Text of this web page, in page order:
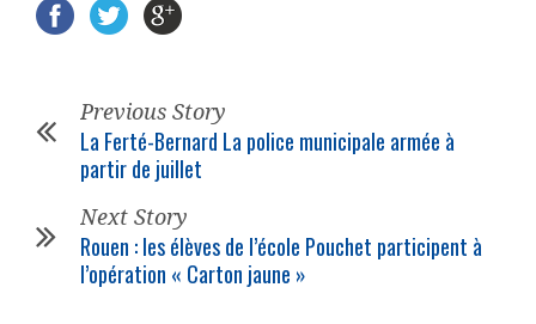
Previous Story
La Ferté-Bernard La police municipale armée à
partir de juillet
Next Story
Rouen : les élèves de l’école Pouchet participent à
l’opération « Carton jaune »